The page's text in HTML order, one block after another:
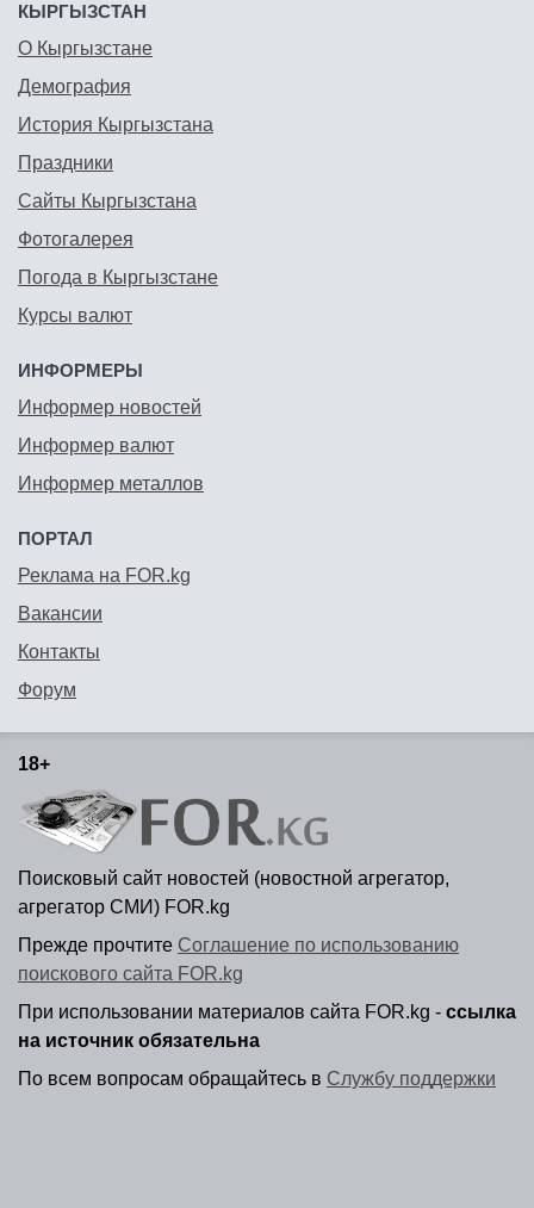
КЫРГЫЗСТАН
О Кыргызстане
Демография
История Кыргызстана
Праздники
Сайты Кыргызстана
Фотогалерея
Погода в Кыргызстане
Курсы валют
ИНФОРМЕРЫ
Информер новостей
Информер валют
Информер металлов
ПОРТАЛ
Реклама на FOR.kg
Вакансии
Контакты
Форум
18+
Поисковый сайт новостей (новостной агрегатор,
агрегатор СМИ) FOR.kg
Прежде прочтите Соглашение по использованию
поискового сайта FOR.kg
При использовании материалов сайта FOR.kg - ссылка
на источник обязательна
По всем вопросам обращайтесь в Службу поддержки